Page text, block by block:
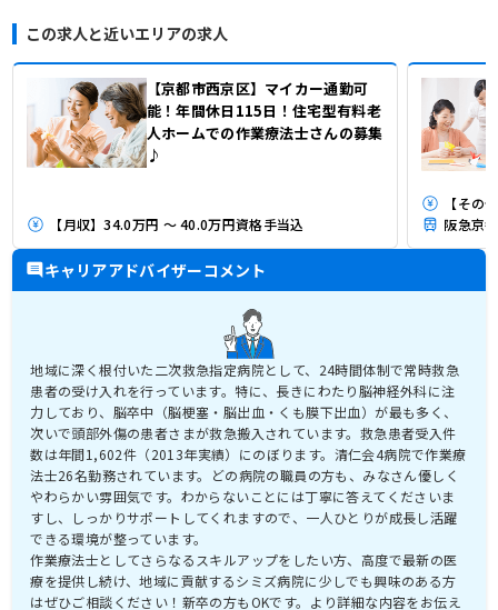
この求人と近いエリアの求人
【京都市西京区】マイカー通勤可
能！年間休日115日！住宅型有料老
人ホームでの作業療法士さんの募集
♪
【月収】34.0万円 ～ 40.0万円資格手当込
【その
阪急京
キャリアアドバイザーコメント
地域に深く根付いた二次救急指定病院として、24時間体制で常時救急
患者の受け入れを行っています。特に、長きにわたり脳神経外科に注
力しており、脳卒中（脳梗塞・脳出血・くも膜下出血）が最も多く、
次いで頭部外傷の患者さまが救急搬入されています。救急患者受入件
数は年間1,602件（2013年実績）にのぼります。清仁会4病院で作業療
法士26名勤務されています。どの病院の職員の方も、みなさん優しく
やわらかい雰囲気です。わからないことには丁寧に答えてくださいま
すし、しっかりサポートしてくれますので、一人ひとりが成長し活躍
できる環境が整っています。
作業療法士としてさらなるスキルアップをしたい方、高度で最新の医
療を提供し続け、地域に貢献するシミズ病院に少しでも興味のある方
はぜひご相談ください！新卒の方もOKです。より詳細な内容をお伝え